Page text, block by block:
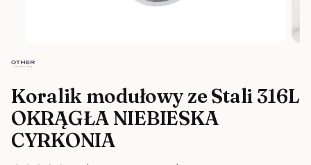
Koralik modułowy ze Stali 316L
OKRĄGŁA NIEBIESKA
CYRKONIA